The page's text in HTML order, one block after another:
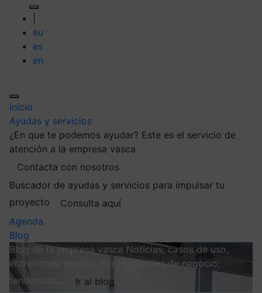
eu
es
en
Inicio
Ayudas y servicios
¿En que te podemos ayudar? Este es el servicio de
atención a la empresa vasca
Contacta con nosotros
Buscador de ayudas y servicios para impulsar tu
proyecto
Consulta aquí
Agenda
Blog
Blog de la empresa vasca Noticias, casos de uso,
entrevistas, ayudas, oportunidades de negocio,
tendencias…
Ir al blog